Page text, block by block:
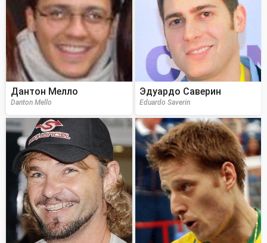
Дантон Мелло
Danton Mello
Эдуардо Саверин
Eduardo Saverin